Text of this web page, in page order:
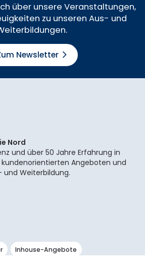
über unsere Veranstaltungen,
zu unseren Aus- und
Newsletter
Nord
und über 50 Jahre Erfahrung in
Angeboten und
und Weiterbildung.
Inhouse-Angebote